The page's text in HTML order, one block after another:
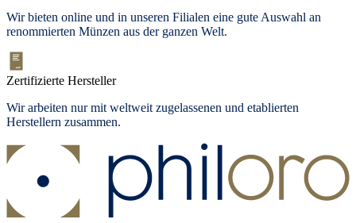
Wir bieten online und in unseren Filialen eine gute Auswahl an
renommierten Münzen aus der ganzen Welt.
Zertifizierte Hersteller
Wir arbeiten nur mit weltweit zugelassenen und etablierten
Herstellern zusammen.